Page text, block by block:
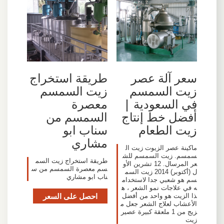
سعر آلة عصر
زيت السمسم
في السعودية |
أفضل خط إنتاج
زيت الطعام
ماكينة عصر الزيوت زيت ال
سمسم. زيت السمسم للش
عر المرسال. 12 تشرين الأو
ل (أكتوبر) 2014 زيت السم
سم هو شعبي جدا لاستخدام
ه في علاجات نمو الشعر ، ه
ذا الزيت هو واحد من أفضل
الأعشاب لعلاج الشعر جعل م
زيج من 1 ملعقة كبيرة عصير
زيت
طريقة استخراج
زيت السمسم
معصرة
السمسم من
سناب ابو
مشاري
طريقة استخراج زيت السم
سم معصرة السمسم من س
ناب ابو مشاري
احصل على السعر